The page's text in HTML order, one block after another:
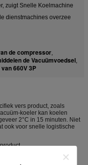
zuigt Snelle Koelmachine
dienstmachines overzee
de compressor,
de Vacuümvoedsel,
660V 3P
vers product, zoals
koeler kan koelen
2°C in 15 minuten. Niet
ook voor snelle logistische